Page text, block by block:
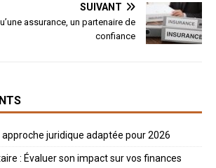
SUIVANT
assurance, un partenaire de
confiance
approche juridique adaptée pour 2026
: Évaluer son impact sur vos finances